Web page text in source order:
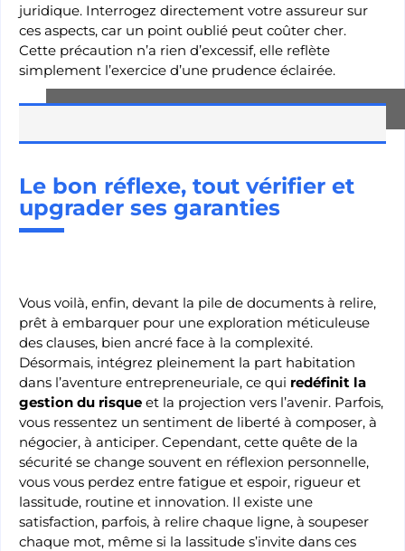
juridique. Interrogez directement votre assureur sur
ces aspects, car un point oublié peut coûter cher.
Cette précaution n’a rien d’excessif, elle reflète
simplement l’exercice d’une prudence éclairée.
Le bon réflexe, tout vérifier et
upgrader ses garanties
Vous voilà, enfin, devant la pile de documents à relire,
prêt à embarquer pour une exploration méticuleuse
des clauses, bien ancré face à la complexité.
Désormais, intégrez pleinement la part habitation
dans l’aventure entrepreneuriale, ce qui redéfinit la
gestion du risque et la projection vers l’avenir. Parfois,
vous ressentez un sentiment de liberté à composer, à
négocier, à anticiper. Cependant, cette quête de la
sécurité se change souvent en réflexion personnelle,
vous vous perdez entre fatigue et espoir, rigueur et
lassitude, routine et innovation. Il existe une
satisfaction, parfois, à relire chaque ligne, à soupeser
chaque mot, même si la lassitude s’invite dans ces